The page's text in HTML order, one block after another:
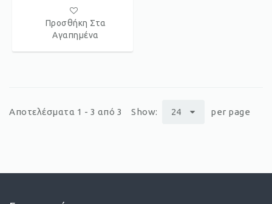
Προσθήκη Στα
Αγαπημένα
Αποτελέσματα 1 - 3 από 3 Show: 24 per page